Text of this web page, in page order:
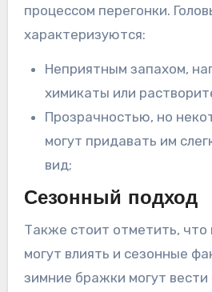
процессом перегонки.
характеризуются:
Неприятным запахом,
химикаты или
Прозрачностью, но
могут придавать им
вид;
Сезонный подход
Также стоит отметить, что
могут влиять и сезонные
зимние бражки могут